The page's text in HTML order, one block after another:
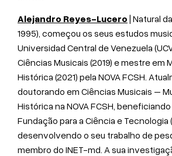
Alejandro Reyes-Lucero | Natural
1995), começou os seus estudos
Universidad Central de Venezuela
Ciências Musicais (2019) e mestre em
Histórica (2021) pela NOVA FCSH.
doutorando em Ciências Musicais –
Histórica na NOVA FCSH,
Fundação para a Ciência e Tecnologia
desenvolvendo o seu trabalho de
membro do INET-md. A sua